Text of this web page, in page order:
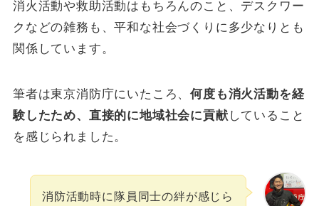
消火活動や救助活動はもちろんのこと、デスクワー
クなどの雑務も、平和な社会づくりに多少なりとも
関係しています。
筆者は東京消防庁にいたころ、何度も消火活動を経
験したため、直接的に地域社会に貢献 していること
を感じられました。
消防活動時に隊員同士の絆が感じら